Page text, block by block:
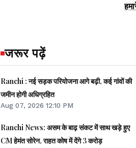
जरूर पढ़ें
Ranchi : नई सड़क परियोजना आगे बढ़ी, कई गांवों की
जमीन होगी अधिग्रहित
Aug 07, 2026 12:10 PM
Ranchi News: असम के बाढ़ संकट में साथ खड़े हुए
CM हेमंत सोरेन, राहत कोष में देंगे 3 करोड़